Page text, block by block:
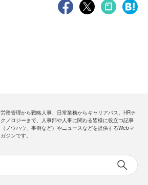
労務管理から戦略人事、日常業務からキャリアパス、HRテ
クノロジーまで、人事部や人事に関わる皆様に役立つ記事
（ノウハウ、事例など）やニュースなどを提供するWebマ
ガジンです。